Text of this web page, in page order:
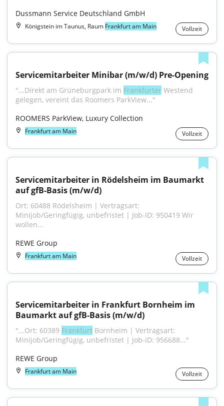
Dussmann Service Deutschland GmbH
Königstein im Taunus, Raum Frankfurt am Main Vollzeit
Servicemitarbeiter Minibar (m/w/d) Pre-Opening
"...Direkt am Grüneburgpark im Frankfurter Westend
gelegen, vereint das Roomers ParkView..."
ROOMERS ParkView, Luxury Collection
Frankfurt am Main Vollzeit
Servicemitarbeiter in Rödelsheim im Baumarkt
auf gfB-Basis (m/w/d)
Ort: 60488 Rödelsheim | Vertragsart:
Minijob/Geringfügig, unbefristet | Job-ID: 950419 Wir
wollen...
REWE Group
Frankfurt am Main Vollzeit
Servicemitarbeiter in Frankfurt Bornheim im
Baumarkt auf gfB-Basis (m/w/d)
"...Ort: 60389 Frankfurt Bornheim | Vertragsart:
Minijob/Geringfügig, unbefristet | Job-ID: 956688..."
REWE Group
Frankfurt am Main Vollzeit